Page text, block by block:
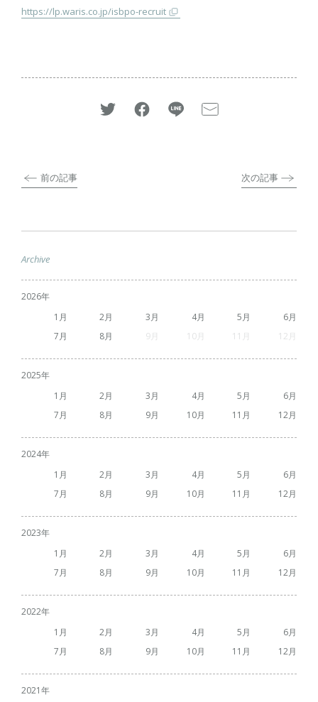
https://lp.waris.co.jp/isbpo-recruit
前の記事 次の記事
Archive
2026
1
2 3 4 5
6
7
8 9 10 11 12
2025
1
2 3 4 5
6
7
8 9 10 11 12
2024
1
2 3 4 5
6
7
8 9 10 11 12
2023
1
2 3 4 5
6
7
8 9 10 11 12
2022
1
2 3 4 5
6
7
8 9 10 11 12
2021